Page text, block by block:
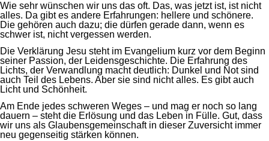
Wie sehr wünschen wir uns das oft. Das, was jetzt ist, ist nicht
alles. Da gibt es andere Erfahrungen: hellere und schönere.
Die gehören auch dazu; die dürfen gerade dann, wenn es
schwer ist, nicht vergessen werden.
Die Verklärung Jesu steht im Evangelium kurz vor dem Beginn
seiner Passion, der Leidensgeschichte. Die Erfahrung des
Lichts, der Verwandlung macht deutlich: Dunkel und Not sind
auch Teil des Lebens. Aber sie sind nicht alles. Es gibt auch
Licht und Schönheit.
Am Ende jedes schweren Weges – und mag er noch so lang
dauern – steht die Erlösung und das Leben in Fülle. Gut, dass
wir uns als Glaubensgemeinschaft in dieser Zuversicht immer
neu gegenseitig stärken können.